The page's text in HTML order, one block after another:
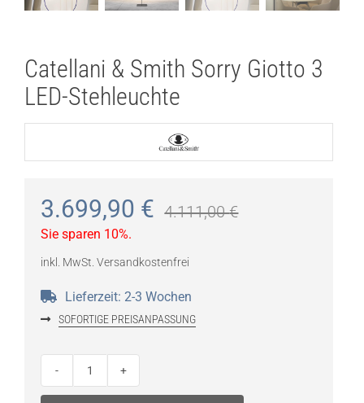
Catellani & Smith Sorry Giotto 3
LED-Stehleuchte
3.699,90 € 4.111,00€
Sie sparen 10%.
inkl. MwSt. Versandkostenfrei
Lieferzeit: 2-3 Wochen
SOFORTIGE PREISANPASSUNG